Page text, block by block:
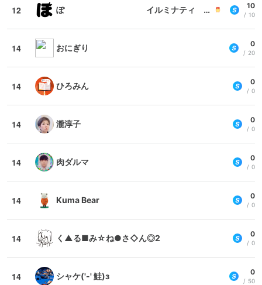
12 ぽ イルミナティ Freemasonry フリーメイソン .. 10
10
14 おにぎり 0
20
14 ひろみん 0
0
14 瀧淳子 0
0
14 肉ダルマ 0
0
14 Kuma Bear 0
0
14 く▲る■み☆ね●さ◇ん◎2 0
0
14 シャケ('-' 鮭)з 0
50